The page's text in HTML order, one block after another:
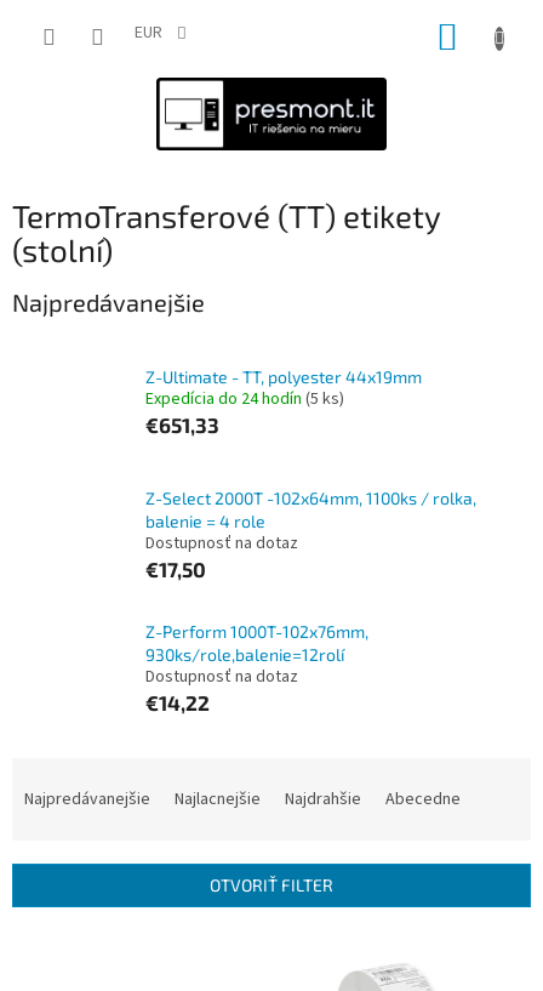
EUR
TermoTransferové (TT) etikety
(stolní)
Najpredávanejšie
Z-Ultimate - TT, polyester 44x19mm
Expedícia do 24 hodín (5 ks)
€651,33
Z-Select 2000T -102x64mm, 1100ks / rolka,
balenie = 4 role
Dostupnosť na dotaz
€17,50
Z-Perform 1000T-102x76mm,
930ks/role,balenie=12rolí
Dostupnosť na dotaz
€14,22
i
Najpredávanejšie Najlacnejšie Najdrahšie Abecedne
OTVORIŤ FILTER